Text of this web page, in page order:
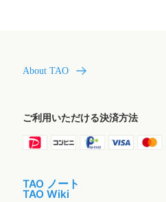
About TAO
ご利用いただける決済方法
TAO ノート
TAO Wiki